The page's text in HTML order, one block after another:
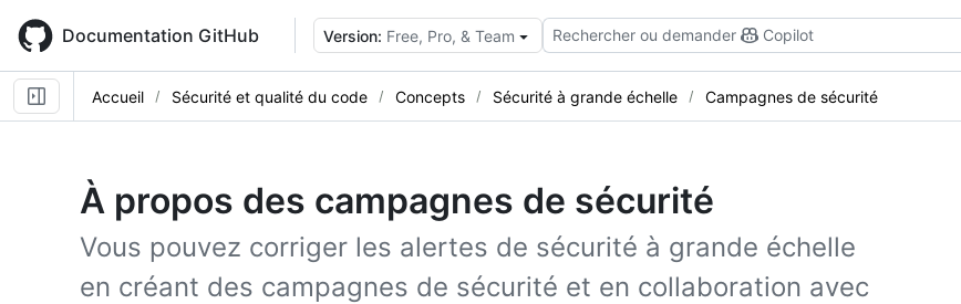
main
content
Documentation GitHub Version: Free, Pro, & Team Rechercher ou demander Copilot
Accueil Sécurité et qualité du code Concepts Sécurité à grande échelle Campagnes de sécurité
À propos des campagnes de sécurité
Vous pouvez corriger les alertes de sécurité à grande échelle
en créant des campagnes de sécurité et en collaboration avec